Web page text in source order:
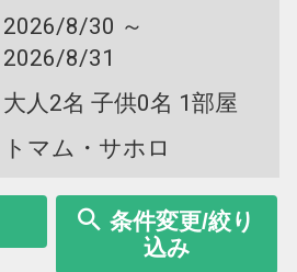
2026/8/30 ～
2026/8/31
大人2名 子供0名 1部屋
トマム・サホロ
条件変更/絞り
込み